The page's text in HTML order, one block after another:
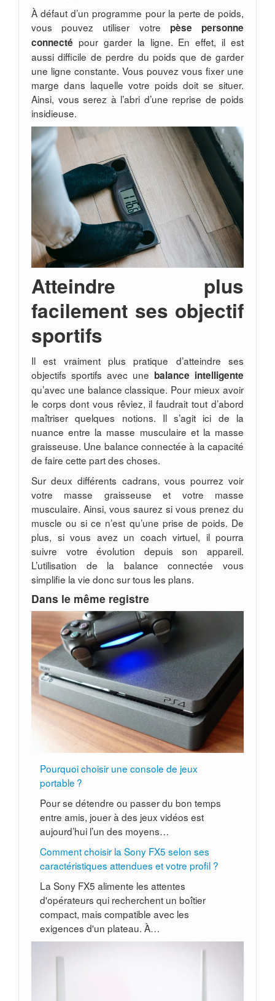
À défaut d’un programme pour la perte de poids,
vous pouvez utiliser votre pèse personne
connecté pour garder la ligne. En effet, il est
aussi difficile de perdre du poids que de garder
une ligne constante. Vous pouvez vous fixer une
marge dans laquelle votre poids doit se situer.
Ainsi, vous serez à l’abri d’une reprise de poids
insidieuse.
Atteindre plus
facilement ses objectif
sportifs
Il est vraiment plus pratique d’atteindre ses
objectifs sportifs avec une balance intelligente
qu’avec une balance classique. Pour mieux avoir
le corps dont vous rêviez, il faudrait tout d’abord
maîtriser quelques notions. Il s’agit ici de la
nuance entre la masse musculaire et la masse
graisseuse. Une balance connectée à la capacité
de faire cette part des choses.
Sur deux différents cadrans, vous pourrez voir
votre masse graisseuse et votre masse
musculaire. Ainsi, vous saurez si vous prenez du
muscle ou si ce n’est qu’une prise de poids. De
plus, si vous avez un coach virtuel, il pourra
suivre votre évolution depuis son appareil.
L’utilisation de la balance connectée vous
simplifie la vie donc sur tous les plans.
Dans le même registre
Pourquoi choisir une console de jeux
portable ?
Pour se détendre ou passer du bon temps
entre amis, jouer à des jeux vidéos est
aujourd’hui l’un des moyens…
Comment choisir la Sony FX5 selon ses
caractéristiques attendues et votre profil ?
La Sony FX5 alimente les attentes
d'opérateurs qui recherchent un boîtier
compact, mais compatible avec les
exigences d'un plateau. À…